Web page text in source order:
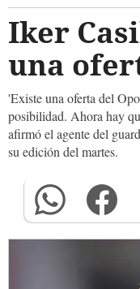
Iker
una
'Existe una oferta del
posibilidad. Ahora hay
afirmó el agente del
su edición del martes.